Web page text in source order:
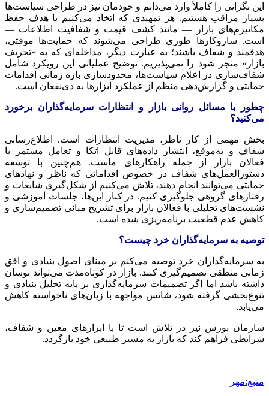
این نگرانی را کاملاً وارد می‌دانم و خودمان نیز در طراحی سیاست‌ها
بسیار مراقب هستیم. هر تمهیدی که اتخاذ می‌کنیم با هدف حفظ
مکانیزم‌های بازار — مانند کشف قیمت و شفافیت اطلاعات —
است. سازوکارها طوری طراحی می‌شوند که حمایت‌ها موقتی،
هدفمند و شفاف باشند؛ به عبارت دیگر، مداخله‌ای که به «تحریف
بازار» منجر شود را نمی‌پذیریم. توضیح عملیاتی این رویکرد شامل
شفاف‌سازی در اعلام سیاست‌ها، محدودسازی بازه زمانی اقدامات
حمایتی و گزارش‌دهی منظم از عملکرد ابزارها به ذی‌نفعان است.
چطور با مسائل روانی بازار و انتظارات سرمایه‌گذاران برخورد
می‌کنید؟
بخش مهمی از کار ناظر، مدیریت انتظارات است. اطلاع‌رسانی
شفاف و به‌موقع، انتشار داده‌های قابل اتکا و تعامل مستمر با
فعالان بازار از جمله راهکارهای ماست. هم‌چنین با توسعه
دستورالعمل‌های شفاف در خصوص اقداماتی که ناظر و نهادهای
حمایتی می‌توانند انجام دهند، تلاش می‌کنیم از شکل‌گیری شایعات و
رفتارهای گروهی جلوگیری کنیم. در کنار این‌ها، جلسات آموزشی و
نشست‌های تحلیلی با فعالان بازار برای تشریح مبانی تصمیم‌سازی و
کاهش عدم قطعیت برنامه‌ریزی شده است.
توصیه به سرمایه‌گذاران خرد چیست؟
به سرمایه‌گذاران خرد توصیه می‌کنم بر مبنای اصول بنیادی و افق
زمانی منطقی تصمیم‌گیری کنند. بازار در کوتاه‌مدت می‌تواند نوسان
داشته باشد اما اگر تصمیمات سرمایه‌گذاری بر پایه تحلیل بنیادی و
تنوع‌بخشی گرفته شود، شانس مواجهه با زیان‌های ناخواسته کاهش
می‌یابد.
سازمان بورس نیز در تلاش است تا با ابزارهای معین و شفاف،
شرایطی فراهم کند که بازار به مسیر طبیعی خود بازگردد.
منبع:مهر